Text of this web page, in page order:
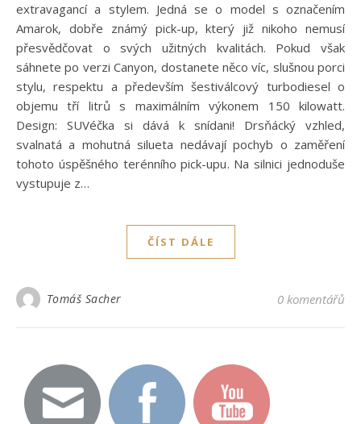
extravagancí a stylem. Jedná se o model s označením
Amarok, dobře známý pick-up, který již nikoho nemusí
přesvědčovat o svých užitných kvalitách. Pokud však
sáhnete po verzi Canyon, dostanete něco víc, slušnou porci
stylu, respektu a především šestiválcový turbodiesel o
objemu tří litrů s maximálním výkonem 150 kilowatt.
Design: SUVéčka si dává k snídani! Drsňácký vzhled,
svalnatá a mohutná silueta nedávají pochyb o zaměření
tohoto úspěšného terénního pick-upu. Na silnici jednoduše
vystupuje z…
ČÍST DÁLE
Tomáš Sacher 0 komentářů